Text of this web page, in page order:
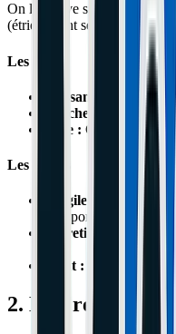
On le trouve sur Xiaomi
(étrier) vient serrer un disque
Les Plus
Puissance :
Ça
Toucher :
On dose
Style : Ça fait "sport".
Les Moins
Fragile :
Le disque
transport).
Entretien :
Il faut
Bruit : Ça "chante"
2. Le Frein à